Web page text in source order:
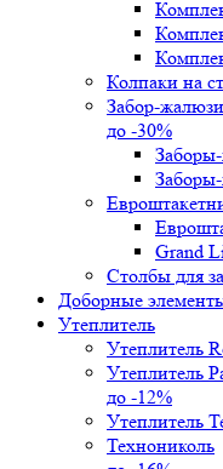
Колпаки на
Забор-жалюзи
до -30%
Grand
Столбы для
Доборные
Утеплитель
Утеплитель
Утеплитель
до -12%
Утеплитель
Технониколь